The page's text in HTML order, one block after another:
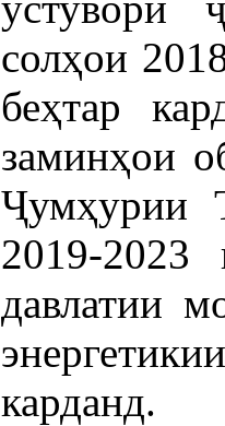
солҳои
беҳтар
заминҳои
Ҷумҳурии
2019-2023
давлатии
карданд.